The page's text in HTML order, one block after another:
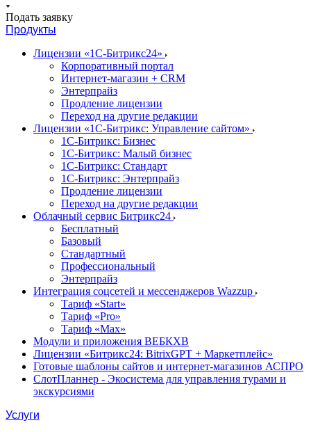
Подать заявку
Продукты
Лицензии «1С-Битрикс24»
Корпоративный портал
Интернет-магазин + CRM
Энтерпрайз
Продление лицензии
Переход на другие редакции
Лицензии «1С-Битрикс: Управление сайтом»
1С-Битрикс: Бизнес
1С-Битрикс: Малый бизнес
1С-Битрикс: Стандарт
1С-Битрикс: Энтерпрайз
Продление лицензии
Переход на другие редакции
Облачный сервис Битрикс24
Бесплатный
Базовый
Стандартный
Профессиональный
Энтерпрайз
Интеграция соцсетей и мессенджеров Wazzup
Тариф «Start»
Тариф «Pro»
Тариф «Max»
Модули и приложения ВЕБКХВ
Лицензии «Битрикс24: BitrixGPT + Маркетплейс»
Готовые шаблоны сайтов и интернет-магазинов АСПРО
СлотПланнер - Экосистема для управления турами и
экскурсиями
Услуги